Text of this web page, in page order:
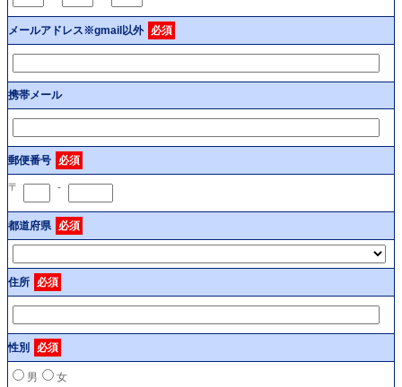
メールアドレス※gmail以外 必須
携帯メール
郵便番号 必須
〒 -
都道府県 必須
住所 必須
性別 必須
男 女